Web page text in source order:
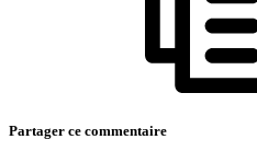
Partager ce commentaire